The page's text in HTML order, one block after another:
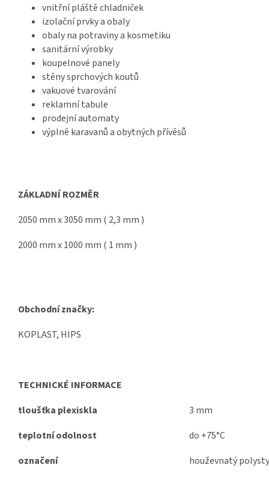
vnitřní pláště chladniček
izolační prvky a obaly
obaly na potraviny a kosmetiku
sanitární výrobky
koupelnové panely
stěny sprchových koutů
vakuové tvarování
reklamní tabule
prodejní automaty
výplně karavanů a obytných přívěsů
ZÁKLADNÍ ROZMĚR
2050 mm x 3050 mm ( 2,3 mm )
2000 mm x 1000 mm ( 1 mm )
Obchodní značky:
KOPLAST, HIPS
TECHNICKÉ INFORMACE
tloušťka plexiskla
3 mm
teplotní odolnost
do +75°C
označení
houževnatý